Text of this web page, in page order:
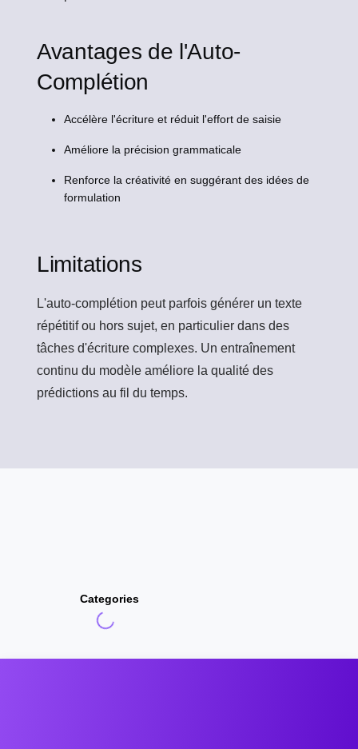
Avantages de l'Auto-
Complétion
Accélère l'écriture et réduit l'effort de saisie
Améliore la précision grammaticale
Renforce la créativité en suggérant des idées de
formulation
Limitations
L'auto-complétion peut parfois générer un texte
répétitif ou hors sujet, en particulier dans des
tâches d'écriture complexes. Un entraînement
continu du modèle améliore la qualité des
prédictions au fil du temps.
Categories